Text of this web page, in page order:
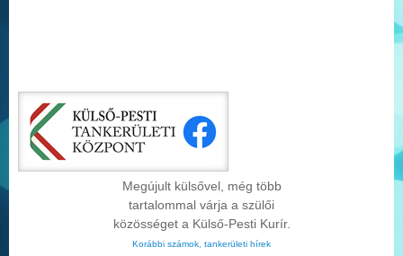
Megújult külsővel, még több
tartalommal várja a szülői
közösséget a Külső-Pesti Kurír.
Korábbi számok, tankerületi hírek